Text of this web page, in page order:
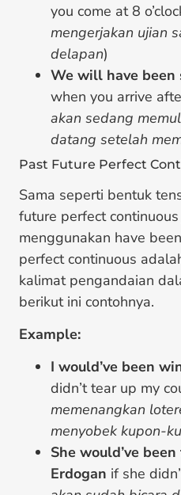
you come at 8
mengerjakan ujian
delapan)
We will have
when you arrive
akan sedang
datang setelah
Past Future Perfect
Sama seperti bentuk
future perfect
menggunakan have
perfect continuous
kalimat pengandaian
berikut ini contohnya.
Example:
I would’ve been
didn’t tear up my
memenangkan
menyobek kupon-
She would’ve
Erdogan if she